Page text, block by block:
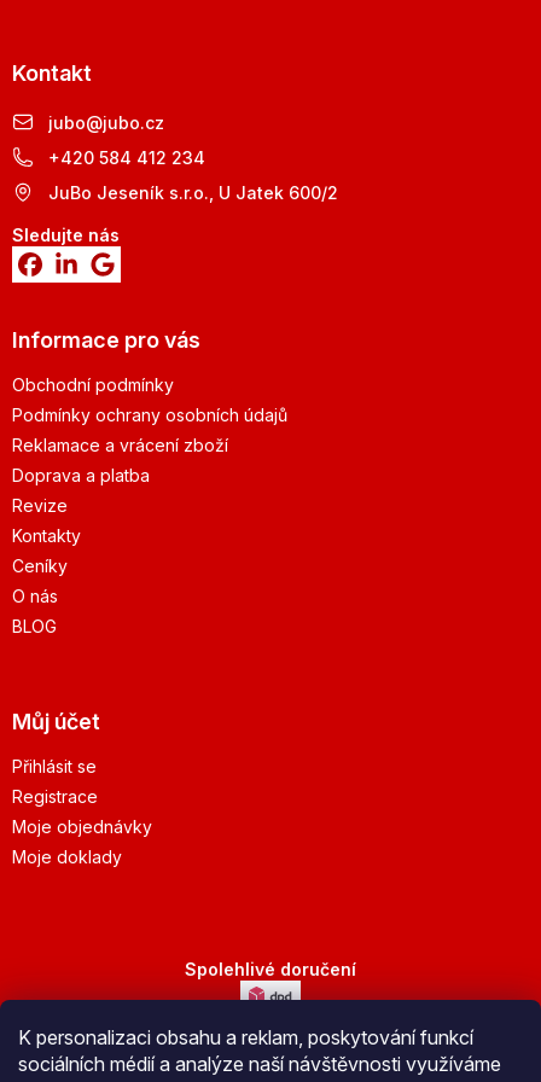
K personalizaci obsahu a reklam, poskytování funkcí
sociálních médií a analýze naší návštěvnosti využíváme
Kontakt
jubo@jubo.cz
+420 584 412 234
JuBo Jeseník s.r.o., U Jatek 600/2
Sledujte nás
Informace pro vás
Obchodní podmínky
Podmínky ochrany osobních údajů
Reklamace a vrácení zboží
Doprava a platba
Revize
Kontakty
Ceníky
O nás
BLOG
Můj účet
Přihlásit se
Registrace
Moje objednávky
Moje doklady
Spolehlivé doručení
Bezpečná platba